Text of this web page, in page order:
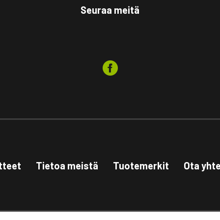
Seuraa meitä
Tietoa meistä Tuotemerkit Ota